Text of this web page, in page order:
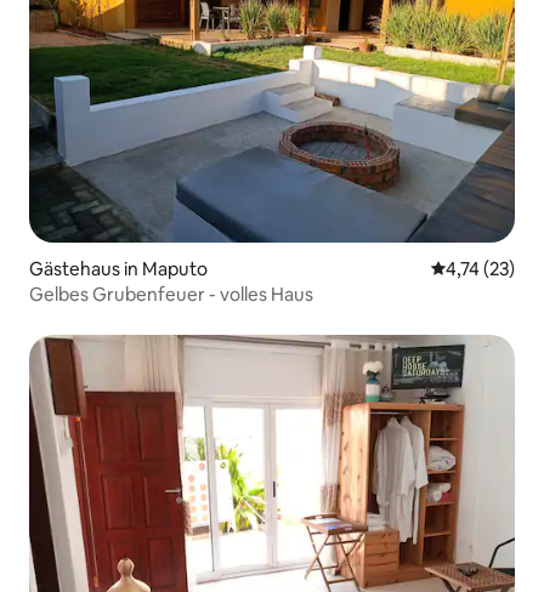
Gästehaus in Maputo
4,74 (23)
Gelbes Grubenfeuer - volles Haus